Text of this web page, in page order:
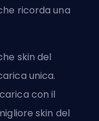
ricorda una
skin del
unica.
con il
skin del